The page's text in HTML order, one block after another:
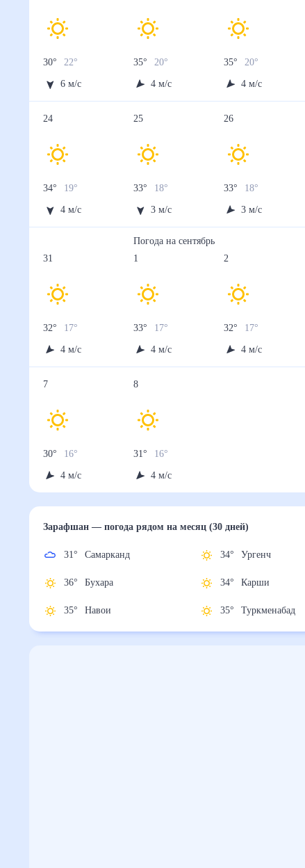
30° 22
6 м/с
35° 20
4 м/с
35° 20
4 м/с
24
34° 19°
4 м/с
25
33° 18°
3 м/с
26
33° 18°
3 м/с
31
32° 17°
4 м/с
Погода насентябрь
1
33° 17°
4 м/с
2
32° 17°
4 м/с
7
30° 16°
4 м/с
8
31° 16°
4 м/с
Зарафшан— погода рядомна месяц (30 дней)
31° Самарканд
36° Бухара
35° Навои
34° Ургенч
34° Карши
35° Туркменабад